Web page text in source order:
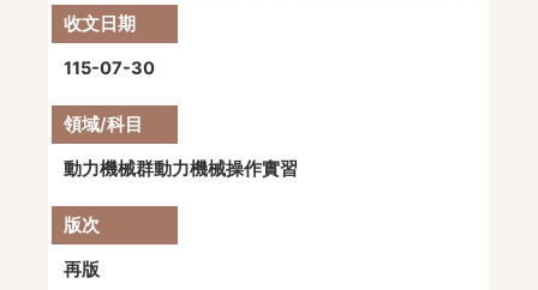
115-07-30
動力機械群動力機械操作實習
再版